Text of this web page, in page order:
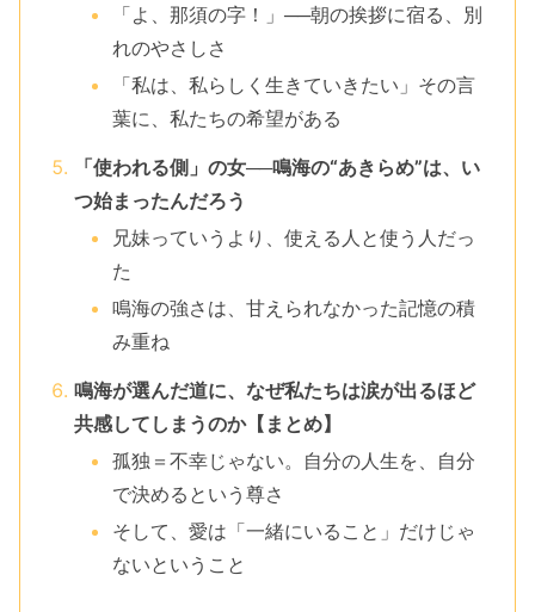
「よ、那須の字！」──朝の挨拶に宿る、別
れのやさしさ
「私は、私らしく生きていきたい」その言
葉に、私たちの希望がある
「使われる側」の女──鳴海の“あきらめ”は、い
つ始まったんだろう
兄妹っていうより、使える人と使う人だっ
た
鳴海の強さは、甘えられなかった記憶の積
み重ね
鳴海が選んだ道に、なぜ私たちは涙が出るほど
共感してしまうのか【まとめ】
孤独＝不幸じゃない。自分の人生を、自分
で決めるという尊さ
そして、愛は「一緒にいること」だけじゃ
ないということ